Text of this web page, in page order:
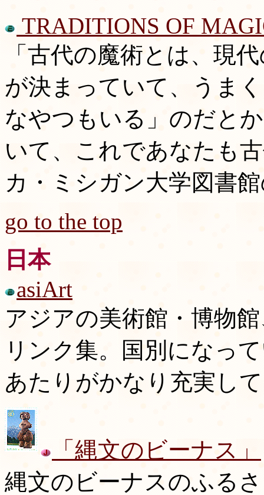
TRADITIONS OF
「古代の魔術とは、現
が決まっていて、うま
なやつもいる」のだと
いて、これであなた
カ・ミシガン大学図書
go to the top
日本
asiArt
アジアの美術館・博物
リンク集。国別になっ
あたりがかなり充実し
「縄文のビーナス」
縄文のビーナスのふる